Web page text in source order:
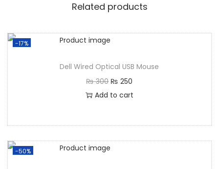
Related products
-17%
Dell Wired Optical USB Mouse
₨300 ₨ 250
Add to cart
-50%